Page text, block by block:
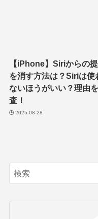
【iPhone】Siriからの
を消す方法は？Siriは使
ないほうがいい？理由
査！
2025-08-28